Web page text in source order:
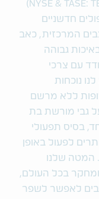
טבע תעשיות פרמצבטיות בע"מ (NYSE & TASE: TEVA)
חדשניים
המרכזית, כאב
גבוהה
עם צרכי
נוכחות
ללא מרשם
על גבי מורשת בת
בסיס תפעולי
לפעול באופן
המטה שלנו
ומחקר בכל העולם,
המחויבים לאפשר לשפר